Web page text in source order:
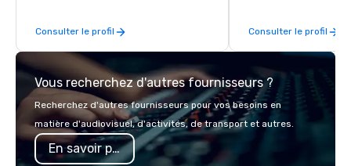
Consulter le profil
catering industry.
Consulter le profil
Vous recherchez d'autres fournisseurs ?
Recherchez d'autres fournisseurs pour vos besoins en
matière d'audiovisuel, d'activités, de transport et autres.
En savoir plus